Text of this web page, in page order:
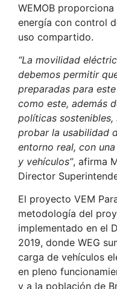
WEMOB
energía con control
uso compartido.
“La movilidad
debemos permitir
preparadas para
como este, además
políticas sostenibles,
probar la usabilidad
entorno real, con
y vehículos”, afirma
Director
El proyecto VEM
metodología del
implementado en el
2019, donde WEG
carga de vehículos
en pleno
y a la población de